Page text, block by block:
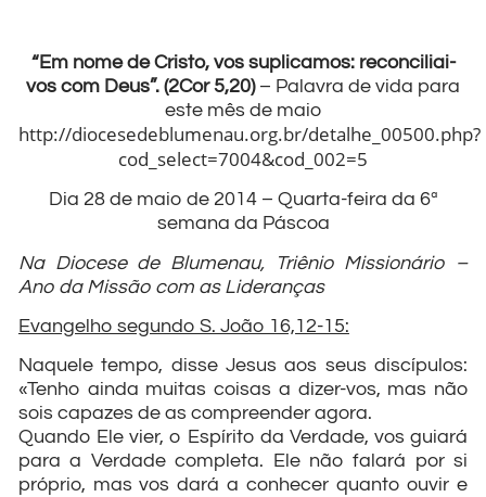
“Em nome de Cristo, vos suplicamos: reconciliai-
vos com Deus”. (2Cor 5,20) – Palavra de vida para
este mês de maio
http://diocesedeblumenau.org.br/detalhe_00500.php?
cod_select=7004&cod_002=5
Dia 28 de maio de 2014 – Quarta-feira da 6ª
semana da Páscoa
Na Diocese de Blumenau, Triênio Missionário –
Ano da Missão com as Lideranças
Evangelho segundo S. João 16,12-15:
Naquele tempo, disse Jesus aos seus discípulos:
«Tenho ainda muitas coisas a dizer-vos, mas não
sois capazes de as compreender agora.
Quando Ele vier, o Espírito da Verdade, vos guiará
para a Verdade completa. Ele não falará por si
próprio, mas vos dará a conhecer quanto ouvir e